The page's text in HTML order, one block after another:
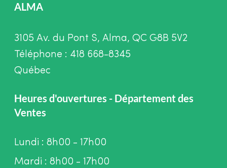
ALMA
3105 Av. du Pont S, Alma, QC G8B 5V2
Téléphone : 418 668-8345
Québec
Heures d'ouvertures - Département des
Ventes
Lundi : 8h00 - 17h00
Mardi : 8h00 - 17h00